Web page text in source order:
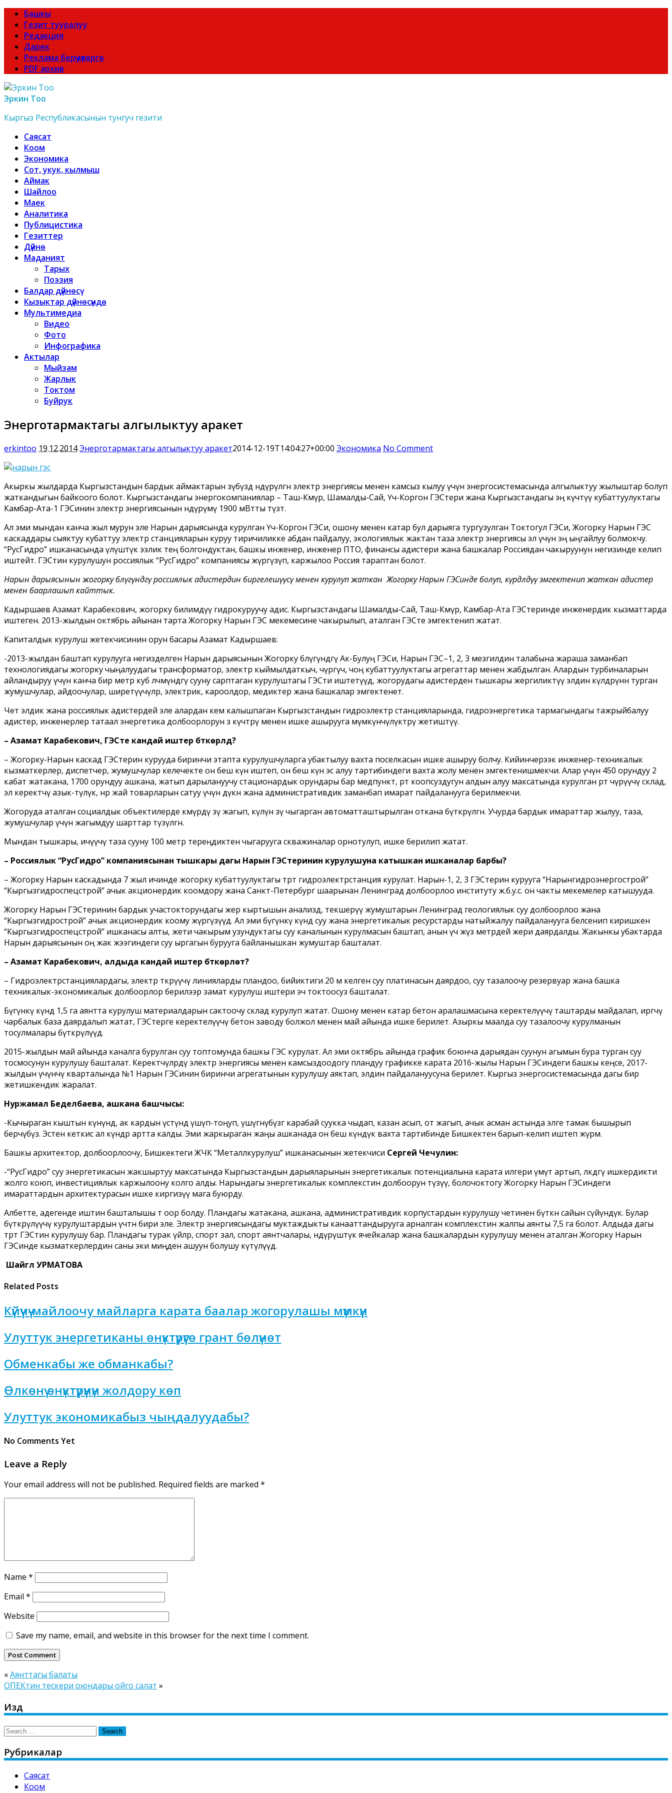
Башкы
Гезит тууралуу
Редакция
Дарек
Реклама берүүчүлөргө
PDF архив
Эркин Тоо
Кыргыз Республикасынын тунгуч гезити
Саясат
Коом
Экономика
Сот, укук, кылмыш
Аймак
Шайлоо
Маек
Аналитика
Публицистика
Гезиттер
Дүйнө
Маданият
Тарых
Поэзия
Балдар дүйнөсү
Кызыктар дүйнөсүндө
Мультимедиа
Видео
Фото
Инфографика
Актылар
Мыйзам
Жарлык
Токтом
Буйрук
Энерготармактагы алгылыктуу аракет
erkintoo 19.12.2014Энерготармактагы алгылыктуу аракет2014-12-19T14:04:27+00:00 Экономика No Comment
Акыркы жылдарда Кыргызстандын бардык аймактарын өзүбүздө өндүрүлгөн электр энергиясы менен камсыз кылуу үчүн энергосистемасында алгылыктуу жылыштар болуп
жаткандыгын байкоого болот. Кыргызстандагы энергокомпаниялар – Таш-Көмүр, Шамалды-Сай, Үч-Коргон ГЭСтери жана Кыргызстандагы эң күчтүү кубаттуулуктагы
Камбар-Ата-1 ГЭСинин электр энергиясынын өндүрүмү 1900 мВтты түзөт.
Ал эми мындан канча жыл мурун эле Нарын дарыясында курулган Үч-Коргон ГЭСи, ошону менен катар бул дарыяга тургузулган Токтогул ГЭСи, Жогорку Нарын ГЭС
каскаддары сыяктуу кубаттуу электр станцияларын куруу тиричиликке абдан пайдалуу, экологиялык жактан таза электр энергиясы эл үчүн эң ыңгайлуу болмокчу.
“РусГидро” ишканасында үлүштүк ээлик тең болгондуктан, башкы инженер, инженер ПТО, финансы адистери жана башкалар Россиядан чакыруунун негизинде келип
иштейт. ГЭСтин курулушун россиялык “РусГидро” компаниясы жүргүзүп, каржылоо Россия тараптан болот.
Нарын дарыясынын жогорку бөлүгүндөгү россиялык адистердин биргелешүүсү менен курулуп жаткан Жогорку Нарын ГЭСинде болуп, күрдөөлдүү эмгектенип жаткан адистер
менен баарлашып кайттык.
Кадыршаев Азамат Карабекович, жогорку билимдүү гидрокуруучу адис. Кыргызстандагы Шамалды-Сай, Таш-Көмүр, Камбар-Ата ГЭСтеринде инженердик кызматтарда
иштеген. 2013-жылдын октябрь айынан тарта Жогорку Нарын ГЭС мекемесине чакырылып, аталган ГЭСте эмгектенип жатат.
Капиталдык курулуш жетекчисинин орун басары Азамат Кадыршаев:
-2013-жылдан баштап курулууга негизделген Нарын дарыясынын Жогорку бөлүгүндөгү Ак-Булуң ГЭСи, Нарын ГЭС–1, 2, 3 мезгилдин талабына жараша заманбап
технологиядагы жогорку чыңалуудагы трансформатор, электр кыймылдаткыч, өчүргүч, чоң кубаттуулуктагы агрегаттар менен жабдылган. Алардын турбиналарын
айландыруу үчүн канча бир метр куб өлчөмүндөгү сууну сарптаган курулуштагы ГЭСти иштетүүдө, жогорудагы адистерден тышкары жергиликтүү элдин өкүлдөрүнөн турган
жумушчулар, айдоочулар, ширетүүчүлөр, электрик, кароолдор, медиктер жана башкалар эмгектенет.
Чет элдик жана россиялык адистердей эле алардан кем калышпаган Кыргызстандын гидроэлектр станцияларында, гидроэнергетика тармагындагы тажрыйбалуу
адистер, инженерлер татаал энергетика долбоорлорун өз күчтөрү менен ишке ашырууга мүмкүнчүлүктөрү жетиштүү.
– Азамат Карабекович, ГЭСте кандай иштер бүткөрүлдү?
– Жогорку-Нарын каскад ГЭСтерин курууда биринчи этапта курулушчуларга убактылуу вахта поселкасын ишке ашыруу болчу. Кийинчерээк инженер-техникалык
кызматкерлер, диспетчер, жумушчулар келечекте он беш күн иштеп, он беш күн эс алуу тартибиндеги вахта жолу менен эмгектенишмекчи. Алар үчүн 450 орундуу 2
кабат жатакана, 1700 орундуу ашкана, жатып дарылануучу стационардык орундары бар медпункт, өрт коопсуздугун алдын алуу максатында курулган өрт өчүрүүчү склад,
эл керектөөчү азык-түлүк, өнөр жай товарларын сатуу үчүн дүкөн жана административдик заманбап имарат пайдаланууга берилмекчи.
Жогоруда аталган социалдык объектилерде көмүрдү өзү жагып, күлүн өзү чыгарган автоматташтырылган откана бүткөрүлгөн. Учурда бардык имараттар жылуу, таза,
жумушчулар үчүн жагымдуу шарттар түзүлгөн.
Мындан тышкары, ичүүчү таза сууну 100 метр тереңдиктен чыгарууга скважиналар орнотулуп, ишке берилип жатат.
– Россиялык “РусГидро” компаниясынан тышкары дагы Нарын ГЭСтеринин курулушуна катышкан ишканалар барбы?
– Жогорку Нарын каскадында 7 жыл ичинде жогорку кубаттуулуктагы төрт гидроэлектрстанция курулат. Нарын-1, 2, 3 ГЭСтерин курууга “Нарынгидроэнергострой”
“Кыргызгидроспецстрой” ачык акционердик коомдору жана Санкт-Петербург шаарынан Ленинград долбоорлоо институту ж.б.у.с. он чакты мекемелер катышууда.
Жогорку Нарын ГЭСтеринин бардык участокторундагы жер кыртышын анализдөө, текшерүү жумуштарын Ленинград геологиялык суу долбоорлоо жана
“Кыргызгидрострой” ачык акционердик коому жүргүзүүдө. Ал эми бүгүнкү күндө суу жана энергетикалык ресурстарды натыйжалуу пайдаланууга белсенип киришкен
“Кыргызгидроспецстрой” ишканасы алты, жети чакырым узундуктагы суу каналынын курулмасын баштап, анын үч жүз метрдей жери даярдалды. Жакынкы убактарда
Нарын дарыясынын оң жак жээгиндеги суу ыргагын бурууга байланышкан жумуштар башталат.
– Азамат Карабекович, алдыда кандай иштер бүткөрүлөт?
– Гидроэлектрстанциялардагы, электр өткөрүүчү линияларды пландоо, бийиктиги 20 м келген суу платинасын даярдоо, суу тазалоочу резервуар жана башка
техникалык-экономикалык долбоорлор берилээр замат курулуш иштери эч токтоосуз башталат.
Бүгүнкү күндө 1,5 га аянтта курулуш материалдарын сактоочу склад курулуп жатат. Ошону менен катар бетон аралашмасына керектелүүчү таштарды майдалап, иргөөчү
чарбалык база даярдалып жатат, ГЭСтерге керектелүүчү бетон заводу болжол менен май айында ишке берилет. Азыркы маалда суу тазалоочу курулманын
тосулмалары бүткөрүлүүдө.
2015-жылдын май айында каналга бурулган суу топтомунда башкы ГЭС курулат. Ал эми октябрь айында график боюнча дарыядан суунун агымын бура турган суу
тосмосунун курулушу башталат. Керектөөчүлөрдү электр энергиясы менен камсыздоодогу пландуу графикке карата 2016-жылы Нарын ГЭСиндеги башкы кеңсе, 2017-
жылдын үчүнчү кварталында №1 Нарын ГЭСинин биринчи агрегатынын курулушу аяктап, элдин пайдалануусуна берилет. Кыргыз энергосистемасында дагы бир
жетишкендик жаралат.
Нуржамал Беделбаева, ашкана башчысы:
-Кычыраган кыштын күнүндө, ак кардын үстүндө үшүп-тоңуп, үшүгөнүбүзгө карабай суукка чыдап, казан асып, от жагып, ачык асман астында элге тамак бышырып
берчүбүз. Эстен кеткис ал күндөр артта калды. Эми жаркыраган жаңы ашканада он беш күндүк вахта тартибинде Бишкектен барып-келип иштеп жүрөм.
Башкы архитектор, долбоорлоочу, Бишкектеги ЖЧК “Металлкурулуш” ишканасынын жетекчиси Сергей Чечулин:
-“РусГидро” суу энергетикасын жакшыртуу максатында Кыргызстандын дарыяларынын энергетикалык потенциалына карата илгери үмүт артып, өлкөдөгү ишкердикти
жолго коюп, инвестициялык каржылоону колго алды. Нарындагы энергетикалык комплекстин долбоорун түзүү, болочоктогу Жогорку Нарын ГЭСиндеги
имараттардын архитектурасын ишке киргизүү мага буюрду.
Албетте, адегенде иштин башталышы өтө оор болду. Пландагы жатакана, ашкана, административдик корпустардын курулушу четинен бүткөн сайын сүйүндүк. Булар
бүткөрүлүүчү курулуштардын үчтөн бири эле. Электр энергиясындагы муктаждыкты канааттандырууга арналган комплекстин жалпы аянты 7,5 га болот. Алдыда дагы
төрт ГЭСтин курулушу бар. Пландагы турак үйлөр, спорт зал, спорт аянтчалары, өндүрүштүк ячейкалар жана башкалардын курулушу менен аталган Жогорку Нарын
ГЭСинде кызматкерлердин саны эки миңден ашуун болушу күтүлүүдө.
Шайгүл УРМАТОВА
Related Posts
Күйүүчү-майлоочу майларга карата баалар жогорулашы мүмкүн
Улуттук энергетиканы өнүктүрүүгө грант бөлүнөт
Обменкабы же обманкабы?
Өлкөнү өнүктүрүүнүн жолдору көп
Улуттук экономикабыз чыңдалуудабы?
No Comments Yet
Leave a Reply
Your email address will not be published. Required fields are marked *
Name *
Email *
Website
Save my name, email, and website in this browser for the next time I comment.
«Аянттагы балаты
ОПЕКтин тескери оюндары ойго салат »
Издөө
Search
Рубрикалар
Саясат
Коом